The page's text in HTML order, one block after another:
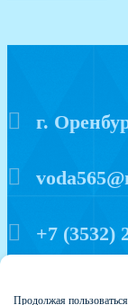
г.
+7 (3532)
Продолжая